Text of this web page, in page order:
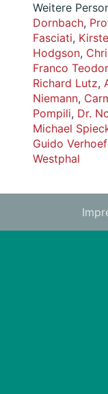
Weitere
Dornbach,
Fasciati,
Hodgson,
Franco
Richard Lutz,
Niemann,
Pompili, Dr.
Michael
Guido
Westphal